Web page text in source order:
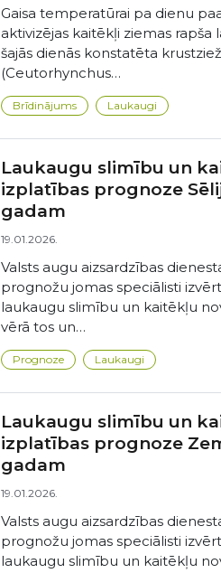
Gaisa temperatūrai pa dienu
aktivizējas kaitēkļi ziemas rapša
šajās dienās konstatēta
(Ceutorhynchus…
Brīdinājums Laukaugi
Laukaugu slimību un
izplatības prognoze
gadam
19.01.2026.
Valsts augu aizsardzības
prognožu jomas speciālisti
laukaugu slimību un kaitēkļu
vērā tos un…
Prognoze Laukaugi
Laukaugu slimību un
izplatības prognoze
gadam
19.01.2026.
Valsts augu aizsardzības
prognožu jomas speciālisti
laukaugu slimību un kaitēkļu